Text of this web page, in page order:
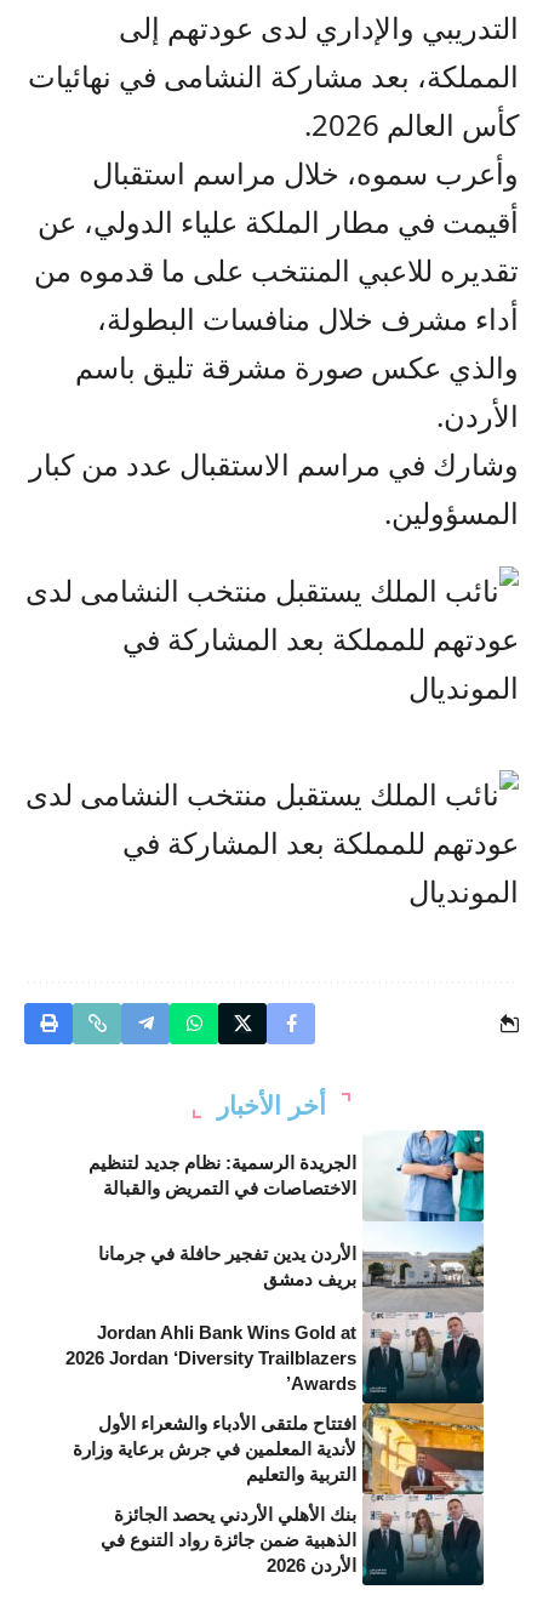
التدريبي والإداري لدى عودتهم إلى
المملكة، بعد مشاركة النشامى في نهائيات
كأس العالم 2026.
وأعرب سموه، خلال مراسم استقبال
أقيمت في مطار الملكة علياء الدولي، عن
تقديره للاعبي المنتخب على ما قدموه من
أداء مشرف خلال منافسات البطولة،
والذي عكس صورة مشرقة تليق باسم
الأردن.
وشارك في مراسم الاستقبال عدد من كبار
المسؤولين.
أخر الأخبار
الجريدة الرسمية: نظام جديد لتنظيم
الاختصاصات في التمريض والقبالة
الأردن يدين تفجير حافلة في جرمانا
بريف دمشق
Jordan Ahli Bank Wins Gold at
2026 Jordan ‘Diversity Trailblazers
Awards’
افتتاح ملتقى الأدباء والشعراء الأول
لأندية المعلمين في جرش برعاية وزارة
التربية والتعليم
بنك الأهلي الأردني يحصد الجائزة
الذهبية ضمن جائزة رواد التنوع في
الأردن 2026